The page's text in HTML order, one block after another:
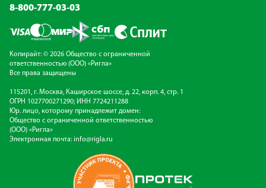
8-800-777-03-03
Копирайт: © 2026 Общество с ограниченной
ответственностью (ООО) «Ригла»
Все права защищены
115201, г. Москва, Каширское шоссе, д. 22, корп. 4, стр. 1
ОГРН 1027700271290; ИНН 7724211288
Юр. лицо, которому принадлежит домен:
Общество с ограниченной ответственностью
(ООО) «Ригла»
Электронная почта: info@rigla.ru